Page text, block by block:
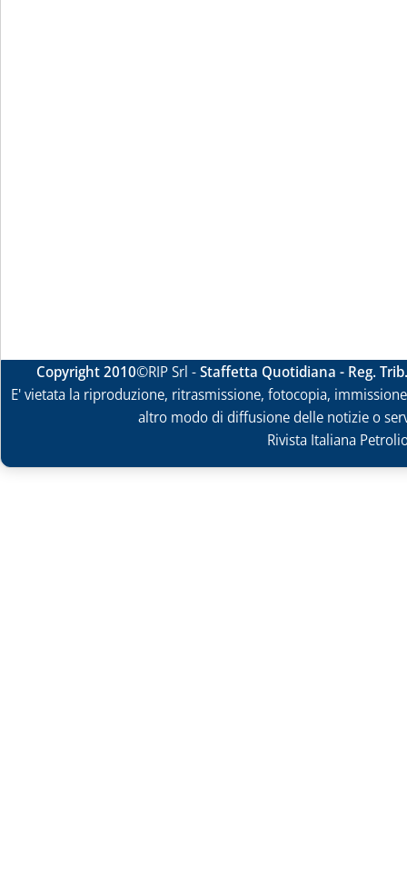
Copyright 2010©RIP Srl -Staffetta Quotidiana - Reg.
E' vietata la riproduzione, ritrasmissione, fotocopia,
altro modo di diffusione delle notizie o
Rivista Italiana